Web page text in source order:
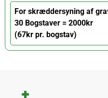
For skræddersyning af
30 Bogstaver = 2000kr
(67kr pr. bogstav)